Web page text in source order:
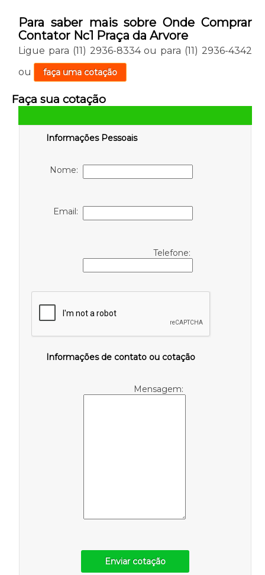
Para saber mais sobre Onde Comprar
Contator Nc1 Praça da Arvore
Ligue para (11) 2936-8334ou para (11) 2936-4342
ou
faça uma cotação
Faça sua cotação
Informações Pessoais
Nome:
Email:
Telefone:
Informações de contato ou cotação
Mensagem:
Enviar cotação